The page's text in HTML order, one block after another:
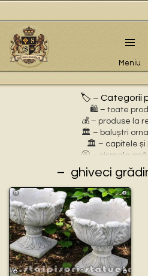
Meniu
🏷️ – Categorii
🛍️ – toate
💰 – produse la
🏛 – baluștri
🏛 – capitele și
🚰 – cișmele apă
⛲ – fântâni
🎀 – idei de
🪴 – jardiniere cu
🌸 – jardiniere
🏗 – socluri și
🦌 – statuete
🐕 – statuete
🧘 – statuete
🧺 – statuete cu
🐉 – statuete
ghiveci